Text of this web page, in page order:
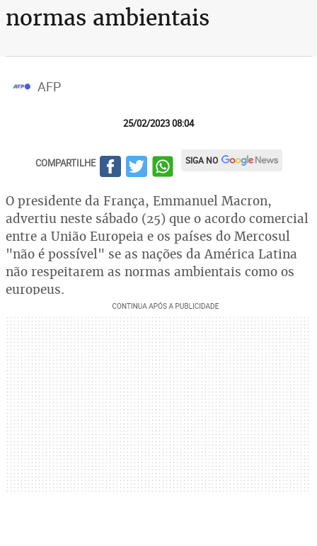
normas ambientais
AFP
25/02/2023 08:04
COMPARTILHE SIGA NO
O presidente da França, Emmanuel Macron,
advertiu neste sábado (25) que o acordo comercial
entre a União Europeia e os países do Mercosul
"não é possível" se as nações da América Latina
não respeitarem as normas ambientais como os
europeus.